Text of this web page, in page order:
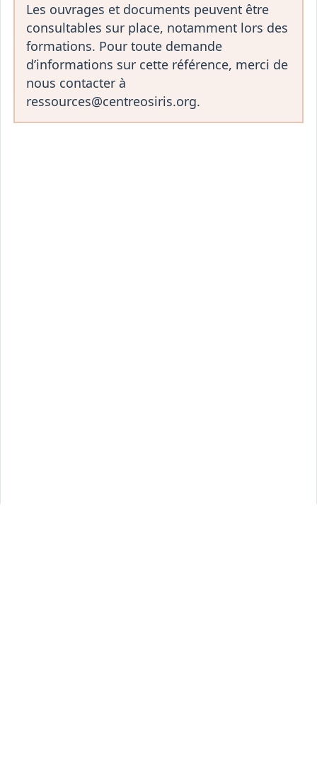
Les ouvrages et documents peuvent être
consultables sur place, notamment lors des
formations. Pour toute demande
d’informations sur cette référence, merci de
nous contacter à
ressources@centreosiris.org.